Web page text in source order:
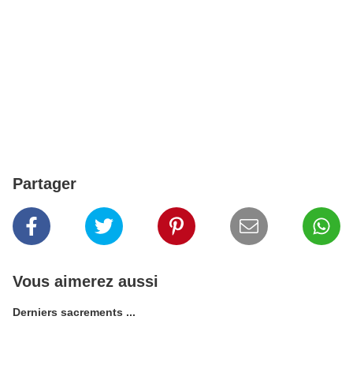
Partager
Vous aimerez aussi
Derniers sacrements ...